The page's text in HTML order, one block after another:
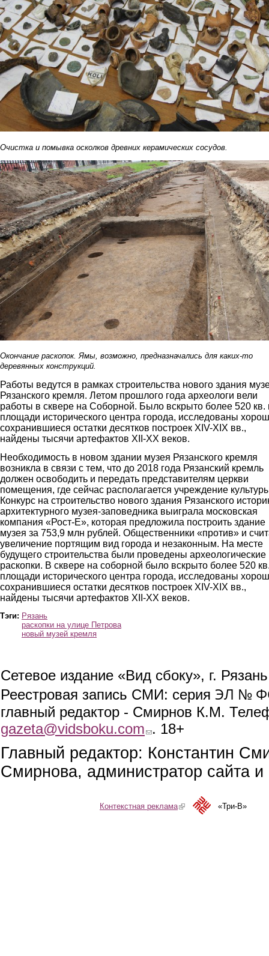
Очистка и помывка осколков древних керамических сосудов.
9.jpg
Окончание раскопок. Ямы, возможно, предназначались для каких-то
деревянных конструкций.
Работы ведутся в рамках строительства нового здания
Рязанского кремля. Летом прошлого года археологи вели
работы в сквере на Соборной. Было вскрыто более 520 кв.
площади исторического центра города, исследованы
сохранившиеся остатки десятков построек XIV-XIX вв.,
найдены тысячи артефактов XII-XX веков.
Необходимость в новом здании музея Рязанского кремля
возникла в связи с тем, что до 2018 года Рязанский кремль
должен освободить и передать представителям церкви
помещения, где сейчас располагается учреждение
Конкурс на строительство нового здания Рязанского
архитектурного музея-заповедника выиграла московская
компания «Рост-Е», которая предложила построить здание
музея за 753,9 млн рублей. Общественники «против» и
увеличение портящим вид города и незаконным. На месте
будущего строительства были проведены археологические
раскопки. В сквере на соборной было вскрыто более 520
площади исторического центра города, исследованы
сохранившиеся остатки десятков построек XIV-XIX вв.,
найдены тысячи артефактов XII-XX веков.
Тэги: Рязань
раскопки на улице Петрова
новый музей кремля
Сетевое издание «Вид сбоку», г.
Реестровая запись СМИ: серия ЭЛ №
главный редактор - Смирнов К.М.
gazeta@vidsboku.com (link sends e-mail)
. 18+
Главный редактор: Константин
Смирнова, администратор сайта
Контекстная реклама(link is external)«Три-В»